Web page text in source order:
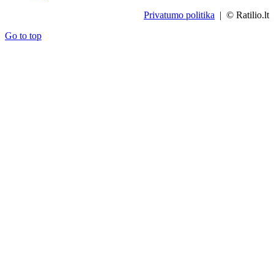
Privatumo politika | © Ratilio.lt
Go to top